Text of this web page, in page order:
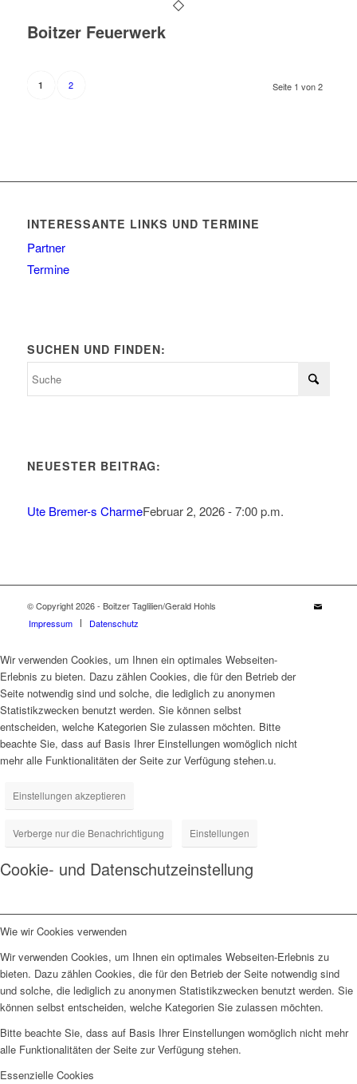
Boitzer Feuerwerk
Seite 1 von 2
1 2
INTERESSANTE LINKS UND TERMINE
Partner
Termine
SUCHEN UND FINDEN:
NEUESTER BEITRAG:
Ute Bremer-s CharmeFebruar 2, 2026 - 7:00 p.m.
© Copyright 2026 - Boitzer Taglilien/Gerald Hohls
Impressum
Datenschutz
Wir verwenden Cookies, um Ihnen ein optimales Webseiten-
Erlebnis zu bieten. Dazu zählen Cookies, die für den Betrieb der
Seite notwendig sind und solche, die lediglich zu anonymen
Statistikzwecken benutzt werden. Sie können selbst
entscheiden, welche Kategorien Sie zulassen möchten. Bitte
beachte Sie, dass auf Basis Ihrer Einstellungen womöglich nicht
mehr alle Funktionalitäten der Seite zur Verfügung stehen.u.
Einstellungen akzeptieren
Verberge nur die Benachrichtigung Einstellungen
Cookie- und Datenschutzeinstellung
Wie wir Cookies verwenden
Wir verwenden Cookies, um Ihnen ein optimales Webseiten-Erlebnis zu
bieten. Dazu zählen Cookies, die für den Betrieb der Seite notwendig sind
und solche, die lediglich zu anonymen Statistikzwecken benutzt werden. Sie
können selbst entscheiden, welche Kategorien Sie zulassen möchten.
Bitte beachte Sie, dass auf Basis Ihrer Einstellungen womöglich nicht mehr
alle Funktionalitäten der Seite zur Verfügung stehen.
Essenzielle Cookies